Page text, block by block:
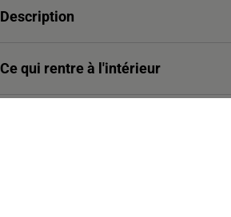
Description
Ce qui rentre à l'intérieur